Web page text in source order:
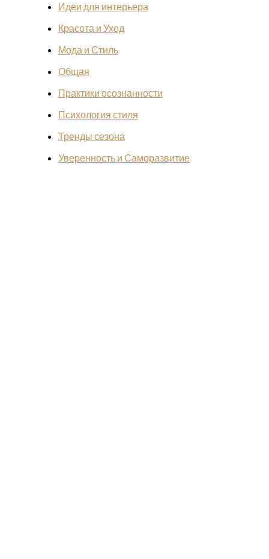
Идеи для интерьера
Красота и Уход
Мода и Стиль
Общая
Практики осознанности
Психология стиля
Тренды сезона
Уверенность и Саморазвитие